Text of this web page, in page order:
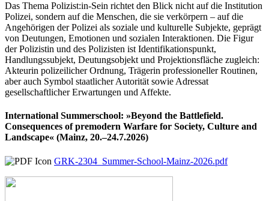
Das Thema Polizist:in-Sein richtet den Blick nicht auf die Institution
Polizei, sondern auf die Menschen, die sie verkörpern – auf die
Angehörigen der Polizei als soziale und kulturelle Subjekte, geprägt
von Deutungen, Emotionen und sozialen Interaktionen. Die Figur
der Polizistin und des Polizisten ist Identifikationspunkt,
Handlungssubjekt, Deutungsobjekt und Projektionsfläche zugleich:
Akteurin polizeilicher Ordnung, Trägerin professioneller Routinen,
aber auch Symbol staatlicher Autorität sowie Adressat
gesellschaftlicher Erwartungen und Affekte.
International Summerschool: »Beyond the Battlefield.
Consequences of premodern Warfare for Society, Culture and
Landscape« (Mainz, 20.–24.7.2026)
GRK-2304_Summer-School-Mainz-2026.pdf